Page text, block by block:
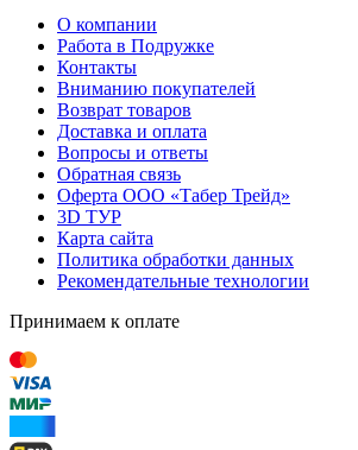
О компании
Работа в Подружке
Контакты
Вниманию покупателей
Возврат товаров
Доставка и оплата
Вопросы и ответы
Обратная связь
Оферта ООО «Табер Трейд»
3D ТУР
Карта сайта
Политика обработки данных
Рекомендательные технологии
Принимаем к оплате